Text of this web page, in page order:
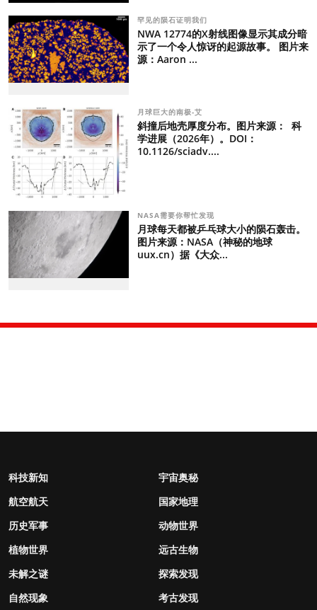
罕见的陨石证明我们
NWA 12774的X射线图像显示其成分暗
示了一个令人惊讶的起源故事。 图片来
源：Aaron ...
月球巨大的南极-艾
斜撞后地壳厚度分布。图片来源： 科
学进展（2026年）。DOI：
10.1126/sciadv....
NASA需要你帮忙发现
月球每天都被乒乓球大小的陨石轰击。
图片来源：NASA（神秘的地球
uux.cn）据《大众...
科技新知
宇宙奥秘
航空航天
国家地理
历史军事
动物世界
植物世界
远古生物
未解之谜
探索发现
自然现象
考古发现